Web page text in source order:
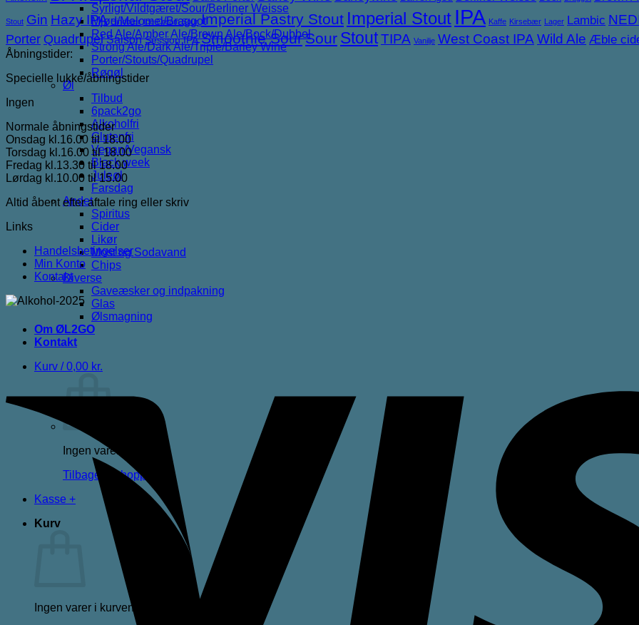
Syrligt/Vildtgæret/Sour/Berliner Weisse
Mjød/Melomel/Braggot
Red Ale/Amber Ale/Brown Ale/Bock/Dubbel
Strong Ale/Dark Ale/Triple/Barley Wine
Porter/Stouts/Quadrupel
Røgøl
Øl
Tilbud
6pack2go
Alkoholfri
Glutenfri
Vegan/Vegansk
Black week
Juleøl
Farsdag
Andet
Spiritus
Cider
Likør
Most og Sodavand
Chips
Diverse
Gaveæsker og indpakning
Glas
Ølsmagning
Om ØL2GO
Kontakt
Kurv /0,00 kr.
Ingen varer i kurven.
Tilbage til shoppen
Kasse +
Kurv
Ingen varer i kurven.
Stout Gin Hazy IPA Hindbær Ice Cream Sour Imperial Pastry Stout Imperial Stout IPA Kaffe Kirsebær Lager Lambic
Porter Quadrupel Saison Session IPA Smoothie SourSour StoutTIPA Vanilje West Coast IPA Wild Ale Æble
Åbningstider:
Specielle lukke/åbningstider
Ingen
Normale åbningstider
Onsdag kl.16.00 til 18.00
Torsdag kl.16.00 til 18.00
Fredag kl.13.30 til 18.00
Lørdag kl.10.00 til 15.00
Altid åbent efter aftale ring eller skriv
Links
Handelsbetingelser
Min Konto
Kontakt